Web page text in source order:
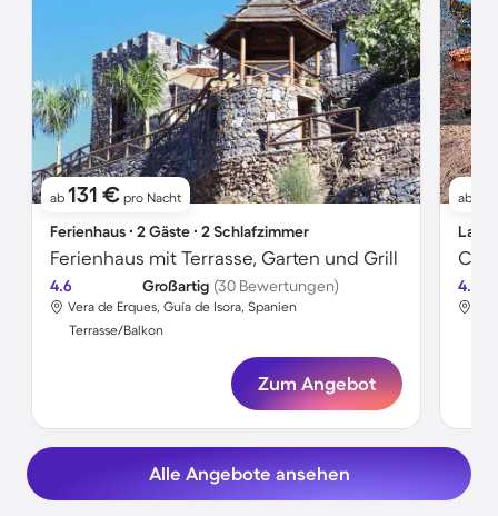
ab 131 € pro Nacht
Ferienhaus ∙ 2 Gäste ∙ 2 Schlafzimmer
Ferienhaus mit Terrasse, Garten und Grill
4.6 Großartig (30 Bewertungen)
Vera de Erques, Guía de Isora, Spanien
Terrasse/Balkon
Zum Angebot
ab
4.7
Alle Angebote ansehen